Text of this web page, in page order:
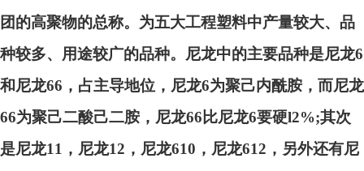
团的高聚物的总称。为五大工程塑料中产量较大、品
种较多、用途较广的品种。尼龙中的主要品种是尼龙6
和尼龙66，占主导地位，尼龙6为聚己内酰胺，而尼龙
66为聚己二酸己二胺，尼龙66比尼龙6要硬l2%;其次
是尼龙11，尼龙12，尼龙610，尼龙612，另外还有尼